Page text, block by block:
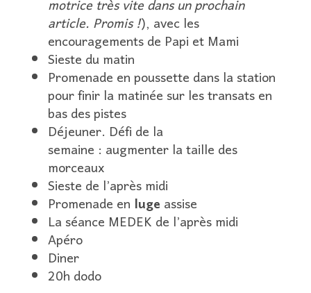
motrice très vite dans un prochain
article. Promis !), avec les
encouragements de Papi et Mami
Sieste du matin
Promenade en poussette dans la station
pour finir la matinée sur les transats en
bas des pistes
Déjeuner. Défi de la
semaine : augmenter la taille des
morceaux
Sieste de l’après midi
Promenade enlugeassise
La séance MEDEK de l’après midi
Apéro
Diner
20h dodo